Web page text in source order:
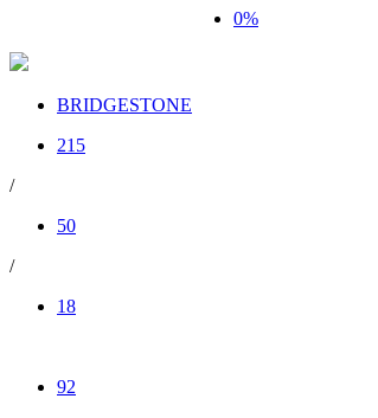
0%
BRIDGESTONE
215
/
50
/
18
92